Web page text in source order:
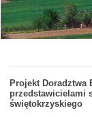
W
Projekt Doradztwa
przedstawicielami
świętokrzyskiego